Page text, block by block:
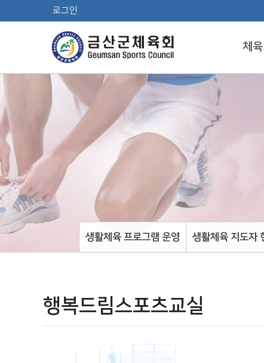
로그인
체
생활체육 프로그램 운영 생활체육 지도자
행복드림스포츠교실